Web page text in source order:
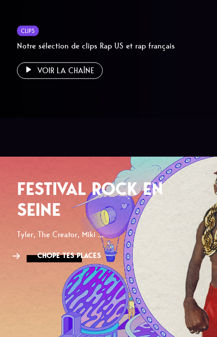
CLIPS
Notre sélection de clips Rap US et rap français
VOIR LA CHAÎNE
FESTIVAL ROCK EN
SEINE
Tyler, The Creator, Miki ...
CHOPE TES PLACES